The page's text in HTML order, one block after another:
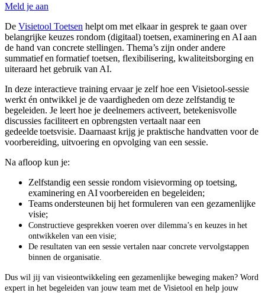
Meld je aan
De Visietool Toetsen helpt om met elkaar in gesprek te gaan over
belangrijke keuzes rondom (digitaal) toetsen, examineringen AI aan
de hand van concrete stellingen. Thema’s zijn onder andere
summatiefen formatief toetsen, flexibilisering, kwaliteitsborging en
uiteraard het gebruik van AI.
In deze interactieve training ervaar je zelf hoe een Visietool-sessie
werkt én ontwikkel je de vaardigheden om deze zelfstandig te
begeleiden. Je leert hoe je deelnemers activeert, betekenisvolle
discussies faciliteert en opbrengsten vertaalt naar een
gedeeldetoetsvisie. Daarnaast krijg je praktische handvatten voor de
voorbereiding, uitvoering en opvolging van een sessie.
Na afloop kun je:
Zelfstandig een sessie rondom visievorming op toetsing,
examinering en AI voorbereiden en begeleiden;
Teams ondersteunen bij het formuleren van een gezamenlijke
visie;
Constructieve gesprekken voeren over dilemma’s en keuzes in het
ontwikkelen van een visie;
De resultaten van een sessie vertalen naar concrete vervolgstappen
binnen de organisatie.
Dus wil jij van visieontwikkeling een gezamenlijke beweging maken? Word
expert in het begeleiden van jouw team met de Visietool en help jouw